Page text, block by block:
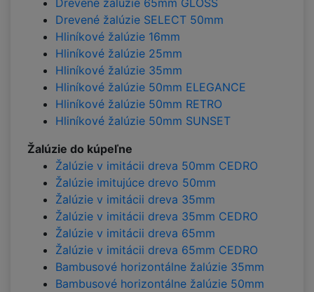
Drevené žalúzie 65mm GLOSS
Drevené žalúzie SELECT 50mm
Hliníkové žalúzie 16mm
Hliníkové žalúzie 25mm
Hliníkové žalúzie 35mm
Hliníkové žalúzie 50mm ELEGANCE
Hliníkové žalúzie 50mm RETRO
Hliníkové žalúzie 50mm SUNSET
Žalúzie do kúpeľne
Žalúzie v imitácii dreva 50mm CEDRO
Žalúzie imitujúce drevo 50mm
Žalúzie v imitácii dreva 35mm
Žalúzie v imitácii dreva 35mm CEDRO
Žalúzie v imitácii dreva 65mm
Žalúzie v imitácii dreva 65mm CEDRO
Bambusové horizontálne žalúzie 35mm
Bambusové horizontálne žalúzie 50mm